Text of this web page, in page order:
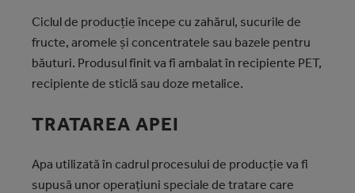
Ciclul de producţie începe cu zahărul, sucurile de
fructe, aromele şi concentratele sau bazele pentru
băuturi. Produsul finit va fi ambalat în recipiente PET,
recipiente de sticlă sau doze metalice.
TRATAREA APEI
Apa utilizată în cadrul procesului de producţie va fi
supusă unor operaţiuni speciale de tratare care